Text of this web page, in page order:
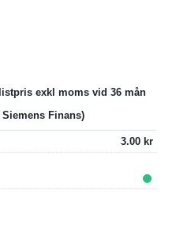
3.00